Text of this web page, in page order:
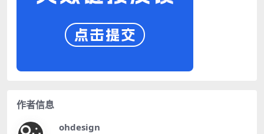
作者信息
ohdesign